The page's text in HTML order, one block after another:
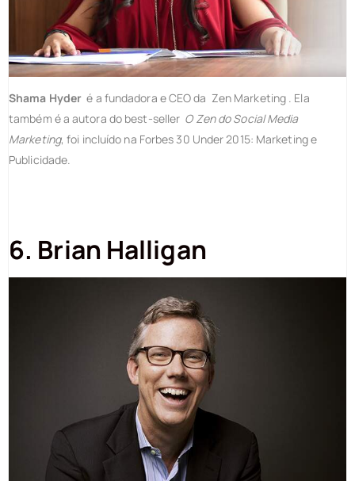
Shama Hyder é a fundadora e CEO da Zen Marketing . Ela
também é a autora do best-seller O Zen do Social Media
Marketing, foi incluído na Forbes 30 Under 2015: Marketing e
Publicidade.
6. Brian Halligan